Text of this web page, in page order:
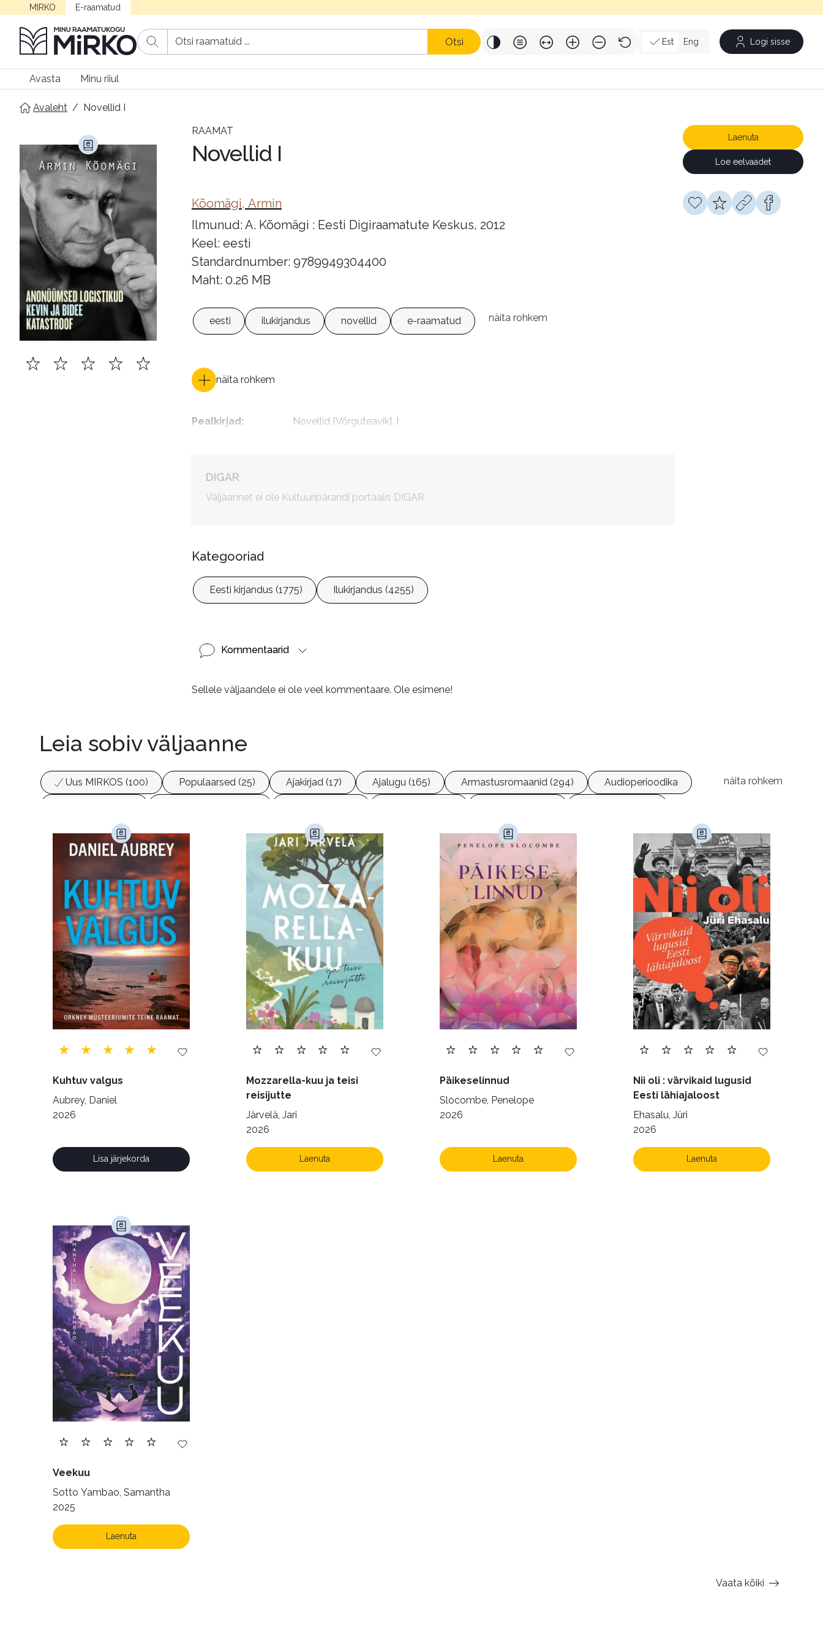
MIRKO E-raamatud
Otsi Est Eng Logi sisse
Avasta Minu riiul
Avaleht / Novellid I
RAAMAT
Novellid I
Kõomägi, Armin
Ilmunud: A. Kõomägi : Eesti Digiraamatute Keskus, 2012
Keel: eesti
Standardnumber: 9789949304400
Maht: 0.26 MB
Laenuta
Loe eelvaadet
eesti ilukirjandus novellid e-raamatud näita rohkem
näita rohkem
Pealkirjad: Novellid [Võrguteavik]. I
DIGAR
Väljaannet ei ole Kultuuripärandi portaalis DIGAR
Kategooriad
Eesti kirjandus (1775) Ilukirjandus (4255)
Kommentaarid
Sellele väljaandele ei ole veel kommentaare. Ole esimene!
Leia sobiv väljaanne
Uus MIRKOS (100) Populaarsed (25) Ajakirjad (17) Ajalugu (165) Armastusromaanid (294)
Audioperioodika
Juhtimine (23) Krimi ja põnevik (1285)
Kunst ja looming (86)
Laste- ja noortekirjandus (580) Loodus (53) Loodusteadus (32)
Maamajandus (24)
Majandus (34) Perioodika (15) Psühholoogia (185) Rahandus (46)
Religioon (107)
Siseturvalisus (34)
Sport (52) Tehnika (6) Telekommunikatsioon (9) Tervis (147)
Transport (8)
Ulme ja fantaasia (244)
Õigus (22) Õppekirjandus (48) Ühiskond (168)
näita rohkem
Kuhtuv valgus
Aubrey, Daniel
2026
Lisa järjekorda
Mozzarella-kuu ja teisi
reisijutte
Järvelä, Jari
2026
Laenuta
Päikeselinnud
Slocombe, Penelope
2026
Laenuta
Nii oli : värvikaid lugusid
Eesti lähiajaloost
Ehasalu, Jüri
2026
Laenuta
Veekuu
Sotto Yambao, Samantha
2025
Laenuta
Vaata kõiki